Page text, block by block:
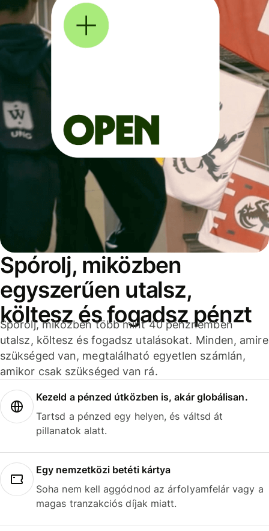
Spórolj, miközben
egyszerűen utalsz,
költesz és fogadsz pénzt
Spórolj, miközben több mint 40 pénznemben
utalsz, költesz és fogadsz utalásokat. Minden, amire
szükséged van, megtalálható egyetlen számlán,
amikor csak szükséged van rá.
Kezeld a pénzed útközben is, akár globálisan.
Tartsd a pénzed egy helyen, és váltsd át
pillanatok alatt.
Egy nemzetközi betéti kártya
Soha nem kell aggódnod az árfolyamfelár vagy a
magas tranzakciós díjak miatt.